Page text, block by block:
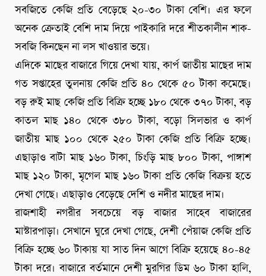
সবজিতে কেজি প্রতি বেড়েছে ২০-৩০ টাকা বেশি। এর ফলে
অনেক ক্রেতাই বেশি দাম দিয়ে পাইকারি দরে শীতকালীন শাক-
সবজি কিনছেন না লস খাওয়ার ভয়ে।
এদিকে মাছের বাজারে গিয়ে দেখা যায়, কার্প জাতীয় মাছের দাম
গত সপ্তাহের তুলনায় কেজি প্রতি ৪০ থেকে ৫০ টাকা কমেছে।
বড় রুই মাছ কেজি প্রতি বিক্রি হচ্ছে ১৮০ থেকে ৩৭০ টাকা, বড়
কাতল মাছ ১৪০ থেকে ৩৮০ টাকা, বড়ো সিলভার ও কার্প
জাতীয় মাছ ১০০ থেকে ২৫০ টাকা কেজি প্রতি বিক্রি হচ্ছে।
এছাড়াও বাটা মাছ ১৬০ টাকা, চিংড়ি মাছ ৮০০ টাকা, পাঙ্গাশ
মাছ ১২০ টাকা, মৃগেল মাছ ১৬০ টাকা প্রতি কেজি বিক্রয় হতে
দেখা গেছে। এছাড়াও বেড়েছে দেশি ও নদীর মাছের দাম।
রাজশাহী নগরীর সবচেয়ে বড় বাজার সাহেব বাজারের
মাস্টারপাড়া। সেখানে ঘুরে দেখা গেছে, দেশী পেঁয়াজ কেজি প্রতি
বিক্রি হচ্ছে ৬০ টাকায় যা সাত দিন আগে বিক্রি হয়েছে ৪০-৪৫
টাকা দরে। বাজারে বর্তমানে দেশী মুরগির ডিম ৬০ টাকা হালি,